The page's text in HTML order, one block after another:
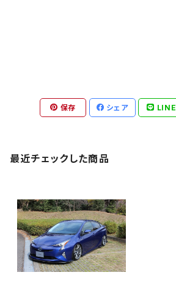
保存 シェア LINE
最近チェックした商品